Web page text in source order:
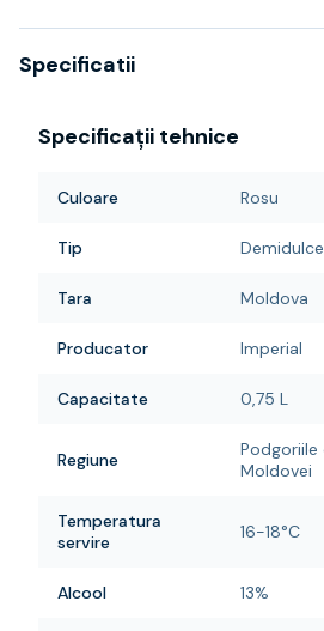
Specificatii
Specificații tehnice
Culoare Rosu
Tip Demidulce
Tara Moldova
Producator Imperial
Capacitate 0,75 L
Regiune
Podgoriile
Moldovei
Temperatura
servire
16-18°C
Alcool 13%